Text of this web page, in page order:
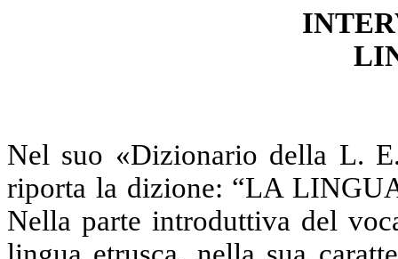
Nel suo «Dizionario della L.
riporta la dizione: “LA
Nella parte introduttiva del